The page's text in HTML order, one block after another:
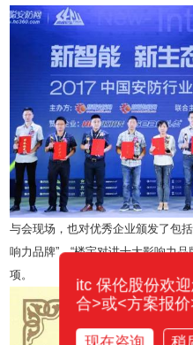
与会现场，也对优秀企业颁发了包
响力品牌”、“楼宇对讲十大影响力品
项。
itc 保伦股份欢
合>或<方案报